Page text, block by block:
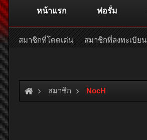
สมาชิก NocH
หน้าแรก ฟอรั่ม
สมาชิกที่โดดเด่น สมาชิกที่ลงทะเบียน